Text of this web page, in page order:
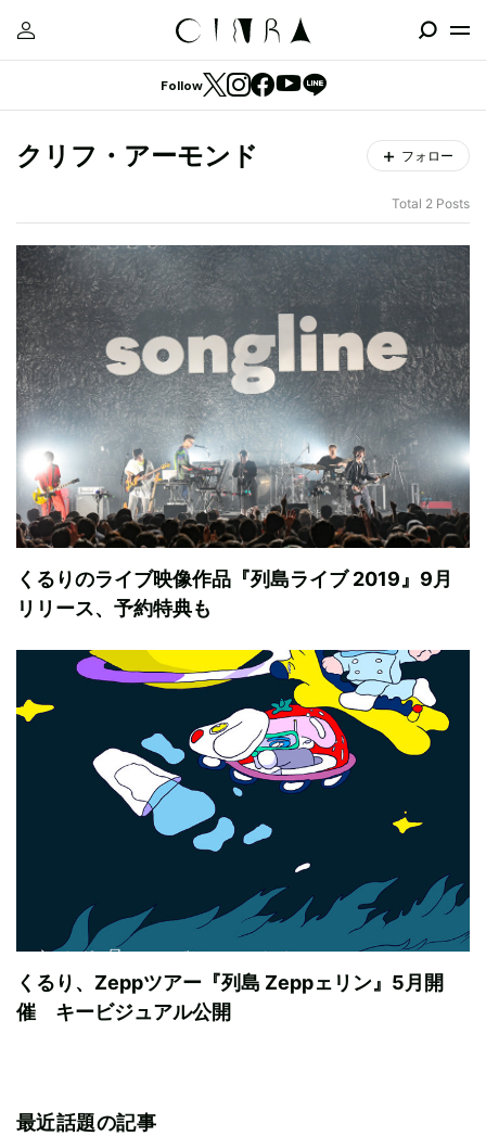
Follow
クリフ・アーモンド フォロー
Total 2 Posts
くるりのライブ映像作品『列島ライブ 2019』9月
リリース、予約特典も
くるり、Zeppツアー『列島 Zeppェリン』5月開
催 キービジュアル公開
最近話題の記事